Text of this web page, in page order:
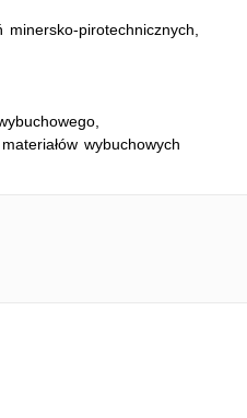
pirotechnicznych,
wybuchowych